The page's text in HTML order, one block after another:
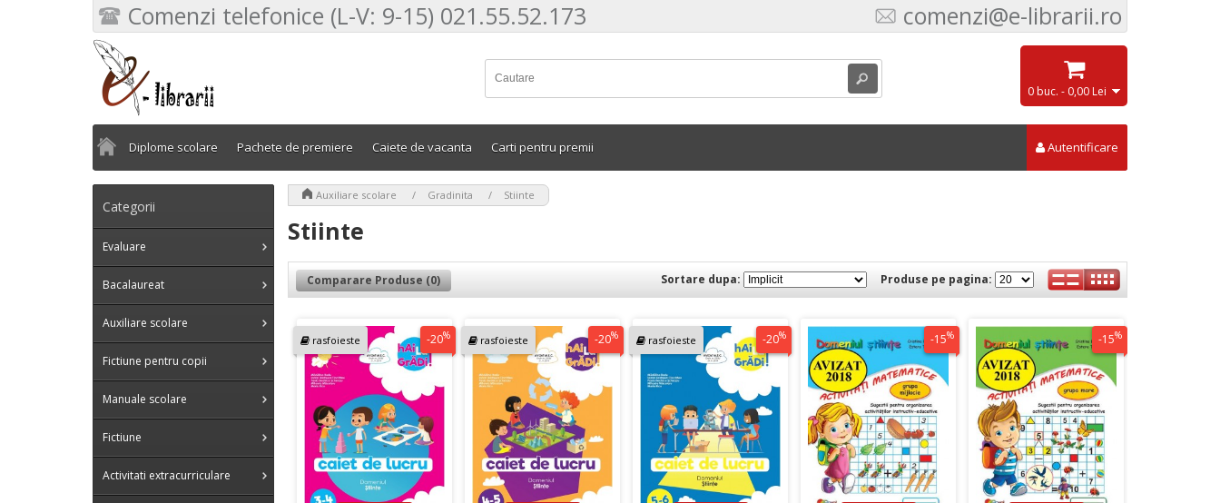
Comenzi telefonice (L-V: 9-15) 021.55.52.173 comenzi@e-librarii.ro
0 buc. - 0,00 Lei
Diplome scolare Pachete de premiere Caiete de vacanta Carti pentru premii Autentificare
Categorii
Evaluare
Bacalaureat
Auxiliare scolare
Fictiune pentru copii
Manuale scolare
Fictiune
Activitati extracurriculare
Auxiliare scolare Gradinita Stiinte
Stiinte
Comparare Produse (0) Produse pe pagina:
Sortare dupa:
rasfoieste -20% rasfoieste -20% rasfoieste -20% -15% -15%